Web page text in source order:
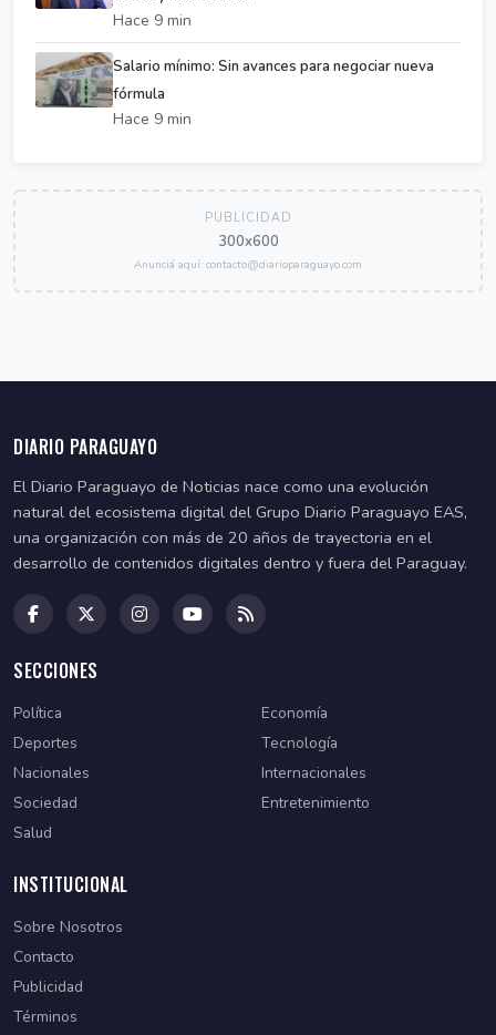
Hace 9 min
Salario mínimo: Sin avances para negociar nueva
fórmula
Hace 9 min
PUBLICIDAD
300x600
Anunciá aquí: contacto@diarioparaguayo.com
DIARIO PARAGUAYO
El Diario Paraguayo de Noticias nace como una evolución
natural del ecosistema digital del Grupo Diario Paraguayo EAS,
una organización con más de 20 años de trayectoria en el
desarrollo de contenidos digitales dentro y fuera del Paraguay.
SECCIONES
Política
Economía
Deportes
Tecnología
Nacionales
Internacionales
Sociedad
Entretenimiento
Salud
INSTITUCIONAL
Sobre Nosotros
Contacto
Publicidad
Términos